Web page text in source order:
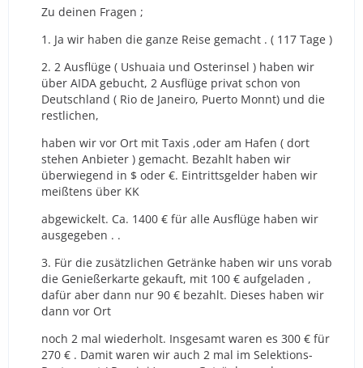
Zu deinen Fragen ;
1. Ja wir haben die ganze Reise gemacht . ( 117 Tage )
2. 2 Ausflüge ( Ushuaia und Osterinsel ) haben wir
über AIDA gebucht, 2 Ausflüge privat schon von
Deutschland ( Rio de Janeiro, Puerto Monnt) und die
restlichen,
haben wir vor Ort mit Taxis ,oder am Hafen ( dort
stehen Anbieter ) gemacht. Bezahlt haben wir
überwiegend in $ oder €. Eintrittsgelder haben wir
meißtens über KK
abgewickelt. Ca. 1400 € für alle Ausflüge haben wir
ausgegeben . .
3. Für die zusätzlichen Getränke haben wir uns vorab
die Genießerkarte gekauft, mit 100 € aufgeladen ,
dafür aber dann nur 90 € bezahlt. Dieses haben wir
dann vor Ort
noch 2 mal wiederholt. Insgesamt waren es 300 € für
270 € . Damit waren wir auch 2 mal im Selektions-